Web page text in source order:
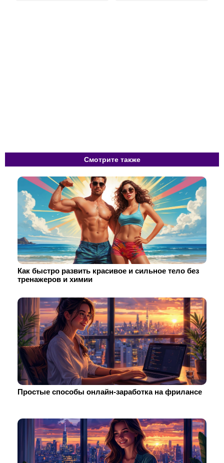
Смотрите также
Как быстро развить красивое и сильное тело без
тренажеров и химии
Простые способы онлайн-заработка на фрилансе